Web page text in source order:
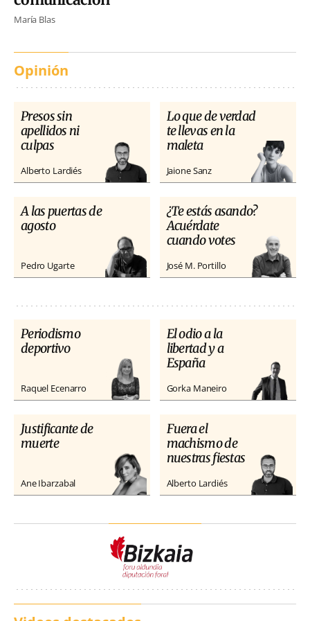
María Blas
Opinión
Presos sin
apellidos ni
culpas
Alberto Lardiés
Lo que de verdad
te llevas en la
maleta
Jaione Sanz
A las puertas de
agosto
Pedro Ugarte
¿Te estás asando?
Acuérdate
cuando votes
José M. Portillo
Periodismo
deportivo
Raquel Ecenarro
El odio a la
libertad y a
España
Gorka Maneiro
Justificante de
muerte
Ane Ibarzabal
Fuera el
machismo de
nuestras fiestas
Alberto Lardiés